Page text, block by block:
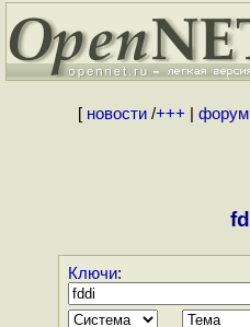
[ новости/+++ форум
Ключи: